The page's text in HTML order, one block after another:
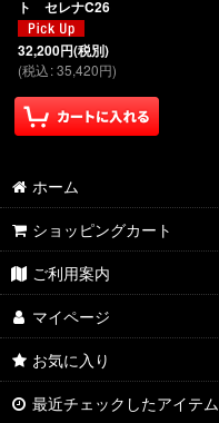
ト セレナC26
32,200円(税別)
(税込:35,420円)
ホーム
ショッピングカート
ご利用案内
マイページ
お気に入り
最近チェックしたアイテム